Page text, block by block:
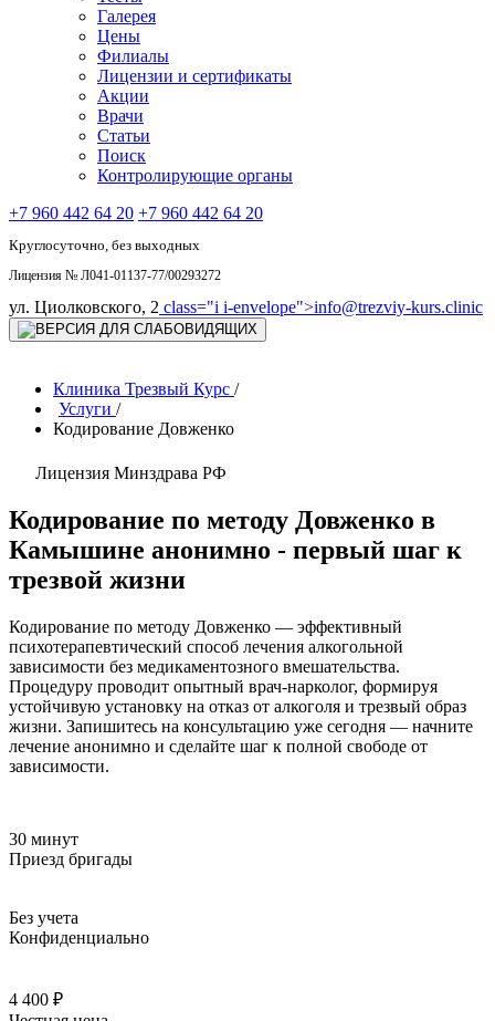
Галерея
Цены
Филиалы
Лицензии и сертификаты
Акции
Врачи
Статьи
Поиск
Контролирующие органы
+7 960 442 64 20 +7 960 442 64 20
Круглосуточно, без выходных
Лицензия № Л041-01137-77/00293272
ул. Циолковского, 2 class="i i-envelope">info@trezviy-kurs.clinic
Клиника Трезвый Курс /
Услуги /
Кодирование Довженко
Лицензия Минздрава РФ
Кодирование по методу Довженко в
Камышине анонимно - первый шаг к
трезвой жизни
Кодирование по методу Довженко — эффективный
психотерапевтический способ лечения алкогольной
зависимости без медикаментозного вмешательства.
Процедуру проводит опытный врач-нарколог, формируя
устойчивую установку на отказ от алкоголя и трезвый образ
жизни. Запишитесь на консультацию уже сегодня — начните
лечение анонимно и сделайте шаг к полной свободе от
зависимости.
30 минут
Приезд бригады
Без учета
Конфиденциально
4 400 ₽